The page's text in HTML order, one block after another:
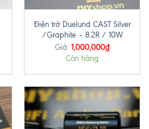
Điện trở Duelund CAST Silver
/Graphite – 8.2R / 10W
Giá: 1,000,000₫
Còn hàng